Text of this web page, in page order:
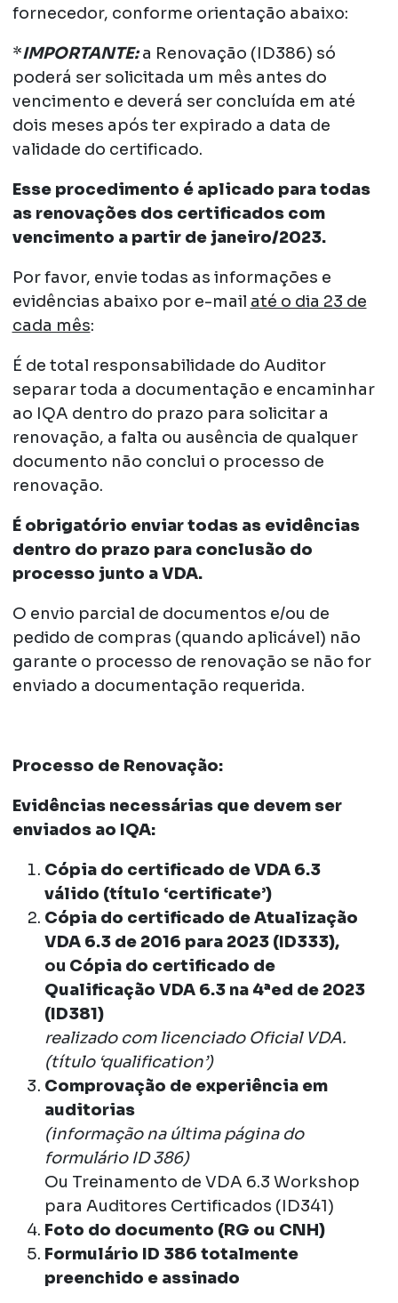
fornecedor, conforme orientação abaixo:
*IMPORTANTE:a Renovação (ID386) só
poderá ser solicitada um mês antes do
vencimento e deverá ser concluída em até
dois meses após ter expirado a data de
validade do certificado.
Esse procedimento é aplicado para todas
as renovações dos certificados com
vencimento a partir de janeiro/2023.
Por favor, envie todas as informações e
evidências abaixo por e-mail até o dia 23 de
cada mês:
É de total responsabilidade do Auditor
separar toda a documentação e encaminhar
ao IQA dentro do prazo para solicitar a
renovação, a falta ou ausência de qualquer
documento não conclui o processo de
renovação.
É obrigatório enviar todas as evidências
dentro do prazo para conclusão do
processo junto a VDA.
O envio parcial de documentos e/ou de
pedido de compras (quando aplicável) não
garante o processo de renovação se não for
enviado a documentação requerida.
Processo de Renovação:
Evidências necessárias que devem ser
enviados ao IQA:
Cópia do certificado de VDA 6.3
válido (título ‘certificate’)
Cópia do certificado de Atualização
VDA 6.3 de 2016 para 2023 (ID333),
ou Cópia do certificado de
Qualificação VDA 6.3 na 4ªed de 2023
(ID381)
realizado com licenciado Oficial VDA.
(título ‘qualification’)
Comprovação de experiência em
auditorias
(informação na última página do
formulário ID 386)
Ou Treinamento de VDA 6.3 Workshop
para Auditores Certificados (ID341)
Foto do documento (RG ou CNH)
Formulário ID 386 totalmente
preenchido e assinado